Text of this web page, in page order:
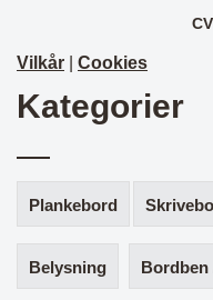
Vilkår Cookies
Kategorier
Plankebord
Belysning Bordben